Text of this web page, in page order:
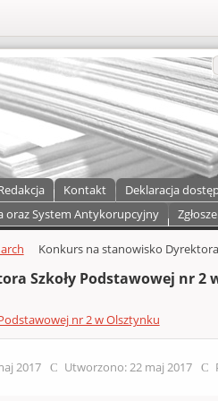
Kontakt Deklaracja
oraz System Antykorupcyjny
Konkurs na stanowisko
Szkoły Podstawowej nr 2
nr 2 w Olsztynku
2017 Utworzono: 22 maj 2017